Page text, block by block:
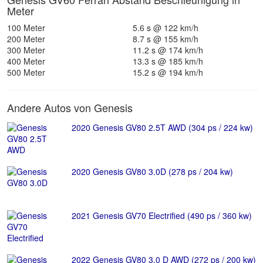
Meter
100 Meter
5.6 s @ 122 km/h
200 Meter
8.7 s @ 155 km/h
300 Meter
11.2 s @ 174 km/h
400 Meter
13.3 s @ 185 km/h
500 Meter
15.2 s @ 194 km/h
Andere Autos von Genesis
2020 Genesis GV80 2.5T AWD (304 ps / 224 kw)
2020 Genesis GV80 3.0D (278 ps / 204 kw)
2021 Genesis GV70 Electrified (490 ps / 360 kw)
2022 Genesis GV80 3.0 D AWD (272 ps / 200 kw)